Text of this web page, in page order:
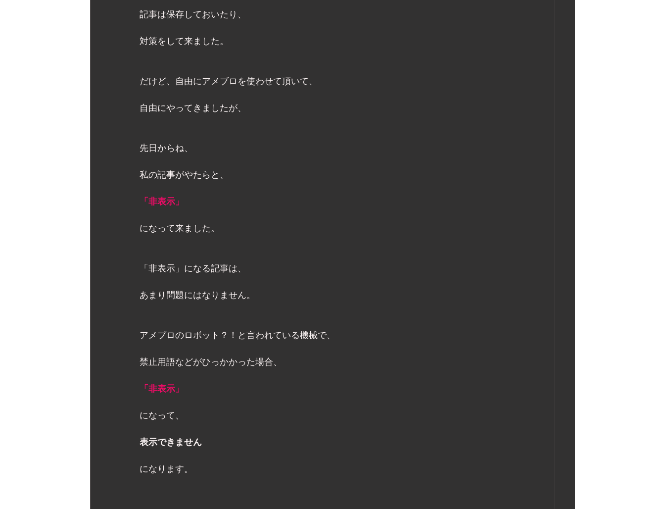
記事は保存しておいたり、
対策をして来ました。
だけど、自由にアメブロを使わせて頂いて、
自由にやってきましたが、
先日からね、
私の記事がやたらと、
「非表示」
になって来ました。
「非表示」になる記事は、
あまり問題にはなりません。
アメブロのロボット？！と言われている機械で、
禁止用語などがひっかかった場合、
「非表示」
になって、
表示できません
になります。